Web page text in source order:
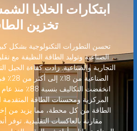
ابتكارات الخلايا
تخزين
تحسن التطورات التكنولوجية بشكل
الصناعية وتوليد الطاقة النظيفة مع
التجارية والصناعية. زادت كفاءة الجيل
المركزية ومحسنات الطاقة
مقارنة بالعاكسات التقليدية. توفر